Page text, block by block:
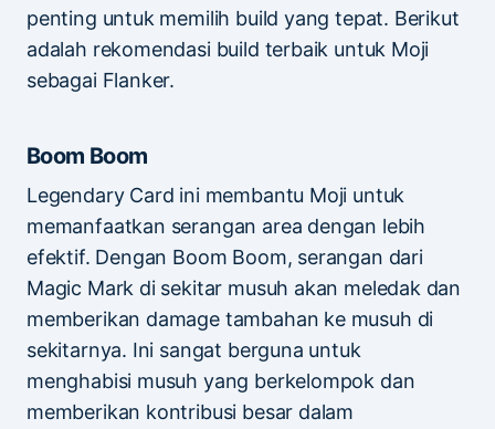
penting untuk memilih build yang tepat. Berikut
adalah rekomendasi build terbaik untuk Moji
sebagai Flanker.
Boom Boom
Legendary Card ini membantu Moji untuk
memanfaatkan serangan area dengan lebih
efektif. Dengan Boom Boom, serangan dari
Magic Mark di sekitar musuh akan meledak dan
memberikan damage tambahan ke musuh di
sekitarnya. Ini sangat berguna untuk
menghabisi musuh yang berkelompok dan
memberikan kontribusi besar dalam